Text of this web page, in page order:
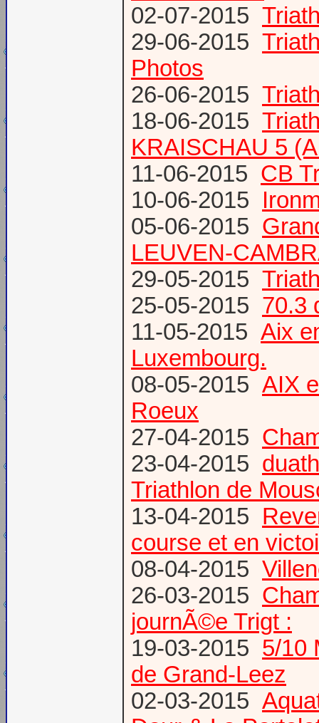
02-07-2015
29-06-2015
Photos
26-06-2015
18-06-2015
KRAISCHAU 5
11-06-2015 CB
10-06-2015
05-06-2015
LEUVEN-
29-05-2015
25-05-2015 70.3
11-05-2015 Aix
Luxembourg.
08-05-2015 AIX
Roeux
27-04-2015
23-04-2015
Triathlon de
13-04-2015
course et en
08-04-2015
26-03-2015
journÃ©e Trigt :
19-03-2015 5/10
de Grand-Leez
02-03-2015